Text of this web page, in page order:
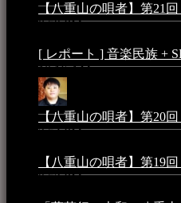
【八重山の唄者】第21
8:59 PM
[ レポート ] 音楽民族 +
10:16 AM
【八重山の唄者】第20
3:54 PM
【八重山の唄者】第19
9:52 PM